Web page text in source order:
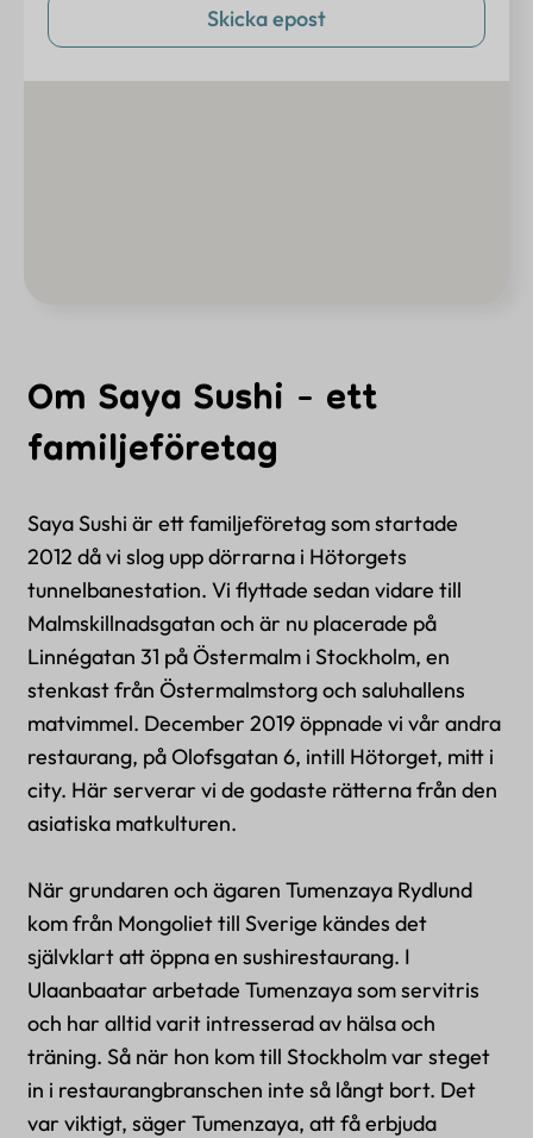
Skicka epost
Om Saya Sushi - ett
familjeföretag
Saya Sushi är ett familjeföretag som startade
2012 då vi slog upp dörrarna i Hötorgets
tunnelbanestation. Vi flyttade sedan vidare till
Malmskillnadsgatan och är nu placerade på
Linnégatan 31 på Östermalm i Stockholm, en
stenkast från Östermalmstorg och saluhallens
matvimmel. December 2019 öppnade vi vår andra
restaurang, på Olofsgatan 6, intill Hötorget, mitt i
city. Här serverar vi de godaste rätterna från den
asiatiska matkulturen.
När grundaren och ägaren Tumenzaya Rydlund
kom från Mongoliet till Sverige kändes det
självklart att öppna en sushirestaurang. I
Ulaanbaatar arbetade Tumenzaya som servitris
och har alltid varit intresserad av hälsa och
träning. Så när hon kom till Stockholm var steget
in i restaurangbranschen inte så långt bort. Det
var viktigt, säger Tumenzaya, att få erbjuda